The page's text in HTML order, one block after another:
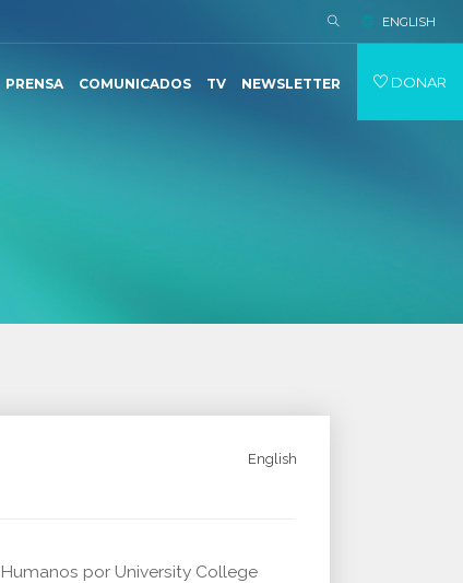
ENGLISH
PRENSA COMUNICADOS TV NEWSLETTER DONAR
English
por University College